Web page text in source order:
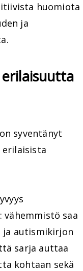
huomiota
ja
syventänyt
saa
ja autismikirjon
sarja auttaa
kohtaan sekä